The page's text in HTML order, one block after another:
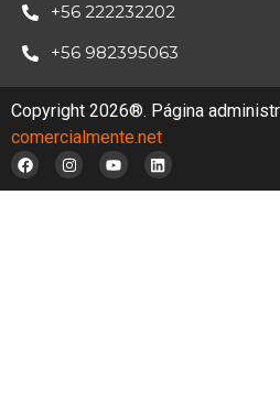
+56 222232202
+56 982395063
Copyright 2026®. Página
comercialmente.net